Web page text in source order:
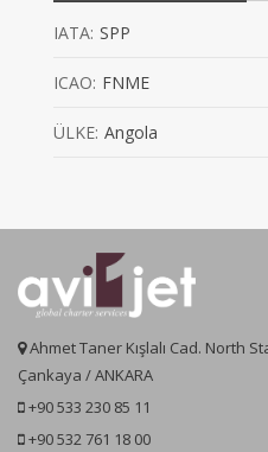
IATA: SPP
ICAO: FNME
ÜLKE: Angola
Ahmet Taner Kışlalı Cad. North
Çankaya / ANKARA
+90 533 230 85 11
+90 532 761 18 00